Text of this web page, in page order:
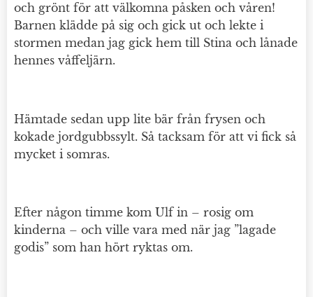
och grönt för att välkomna påsken och våren!
Barnen klädde på sig och gick ut och lekte i
stormen medan jag gick hem till Stina och lånade
hennes våffeljärn.
Hämtade sedan upp lite bär från frysen och
kokade jordgubbssylt. Så tacksam för att vi fick så
mycket i somras.
Efter någon timme kom Ulf in – rosig om
kinderna – och ville vara med när jag ”lagade
godis” som han hört ryktas om.